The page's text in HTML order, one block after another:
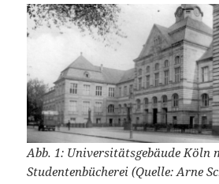
Abb. 1: Universitätsgebäude Köln
Studentenbücherei (Quelle: Arne